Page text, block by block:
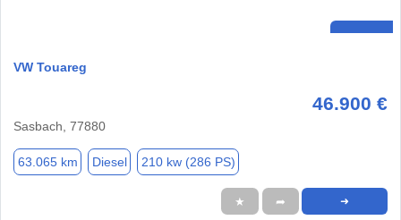
VW Touareg
46.900 €
Sasbach, 77880
63.065 km Diesel 210 kw (286 PS)
★ ➦ ➜